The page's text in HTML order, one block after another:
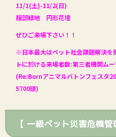
11/1(土)-11/2(日)
服部緑地 円形花壇
ぜひご来場下さい！！
※日本最大はペット社会課題解決を
トに於ける来場者数:第三者機関ムー
(Re:Bornアニマルバトンフェスタ
5700頭)
【 一級ペット災害危機管